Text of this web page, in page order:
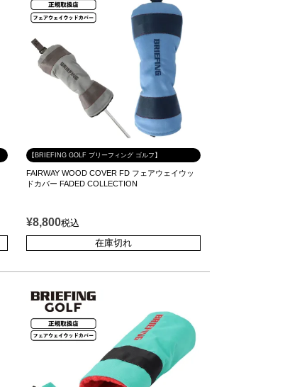
【BRIEFING GOLF ブリーフィング ゴルフ】
FAIRWAY WOOD COVER FD フェアウェイウッ
ドカバー FADED COLLECTION
¥8,800税込
在庫切れ